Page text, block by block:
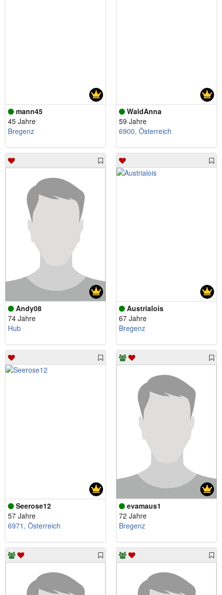
mann45
45 Jahre
Bregenz
WaldAnna
59 Jahre
6900, Österreich
Andy08
74 Jahre
Hub
Austrialois
67 Jahre
Bregenz
Seerose12
57 Jahre
6971, Österreich
evamaus1
72 Jahre
Bregenz